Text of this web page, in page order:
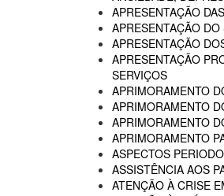
APRESENTAÇÃO
APRESENTAÇÃO
APRESENTAÇÃO
APRESENTAÇÃO
SERVIÇOS
APRIMORAMENTO
APRIMORAMENTO
APRIMORAMENTO
APRIMORAMENTO
ASPECTOS
ASSISTÊNCIA AOS
ATENÇÃO À CRISE